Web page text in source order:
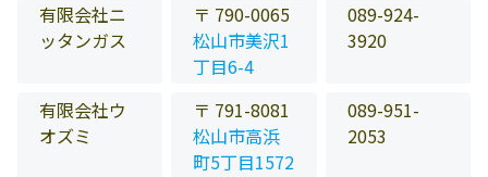
有限会社ニ
ッタンガス
〒 790-0065
松山市美沢1
丁目6-4
089-924-
3920
有限会社ウ
オズミ
〒 791-8081
松山市高浜
町5丁目1572
089-951-
2053